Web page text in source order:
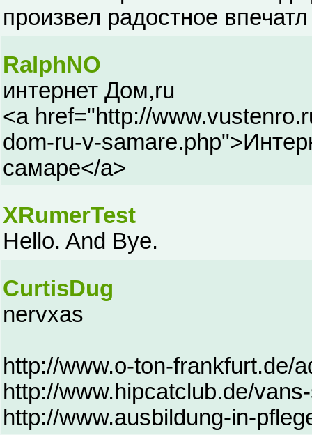
произвел радостное впечатл
RalphNO
интернет Дом,ru
<a href="http://
dom-ru-v-
самаре</a>
XRumerTest
Hello. And Bye.
CurtisDug
nervxas
http://www.o-ton-frankfurt.de/
http://www.hipcatclub.de/
http://www.ausbildung-in-